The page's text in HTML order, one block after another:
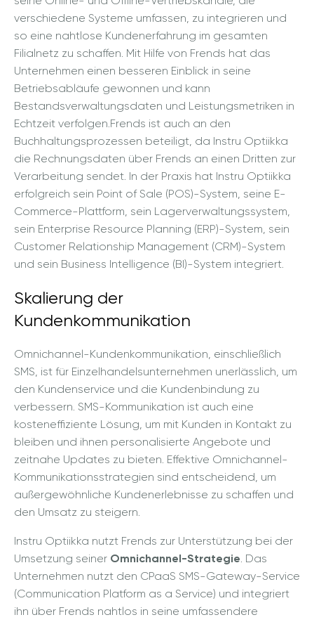
verschiedene Systeme umfassen, zu integrieren und
so eine nahtlose Kundenerfahrung im gesamten
Filialnetz zu schaffen. Mit Hilfe von Frends hat das
Unternehmen einen besseren Einblick in seine
Betriebsabläufe gewonnen und kann
Bestandsverwaltungsdaten und Leistungsmetriken in
Echtzeit verfolgen.Frends ist auch an den
Buchhaltungsprozessen beteiligt, da Instru Optiikka
die Rechnungsdaten über Frends an einen Dritten zur
Verarbeitung sendet. In der Praxis hat Instru Optiikka
erfolgreich sein Point of Sale (POS)-System, seine E-
Commerce-Plattform, sein Lagerverwaltungssystem,
sein Enterprise Resource Planning (ERP)-System, sein
Customer Relationship Management (CRM)-System
und sein Business Intelligence (BI)-System integriert.
Skalierung der
Kundenkommunikation
Omnichannel-Kundenkommunikation, einschließlich
SMS, ist für Einzelhandelsunternehmen unerlässlich, um
den Kundenservice und die Kundenbindung zu
verbessern. SMS-Kommunikation ist auch eine
kosteneffiziente Lösung, um mit Kunden in Kontakt zu
bleiben und ihnen personalisierte Angebote und
zeitnahe Updates zu bieten. Effektive Omnichannel-
Kommunikationsstrategien sind entscheidend, um
außergewöhnliche Kundenerlebnisse zu schaffen und
den Umsatz zu steigern.
Instru Optiikka nutzt Frends zur Unterstützung bei der
Umsetzung seiner Omnichannel-Strategie. Das
Unternehmen nutzt den CPaaS SMS-Gateway-Service
(Communication Platform as a Service) und integriert
ihn über Frends nahtlos in seine umfassendere